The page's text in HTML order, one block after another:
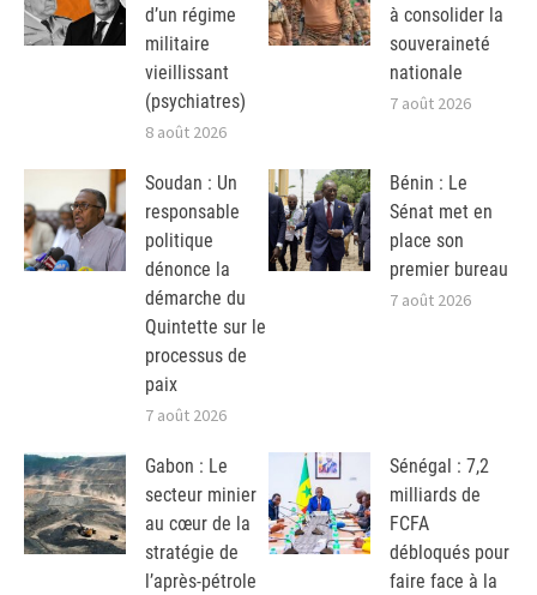
d’un régime
militaire
vieillissant
(psychiatres)
8 août 2026
à consolider la
souveraineté
nationale
7 août 2026
Soudan : Un
responsable
politique
dénonce la
démarche du
Quintette sur le
processus de
paix
7 août 2026
Bénin : Le
Sénat met en
place son
premier bureau
7 août 2026
Gabon : Le
secteur minier
au cœur de la
stratégie de
l’après-pétrole
Sénégal : 7,2
milliards de
FCFA
débloqués pour
faire face à la